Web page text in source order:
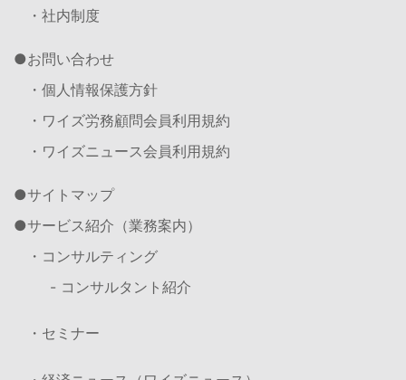
・社内制度
お問い合わせ
・個人情報保護方針
・ワイズ労務顧問会員利用規約
・ワイズニュース会員利用規約
サイトマップ
サービス紹介（業務案内）
・コンサルティング
- コンサルタント紹介
・セミナー